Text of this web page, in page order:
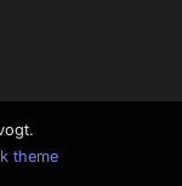
theme